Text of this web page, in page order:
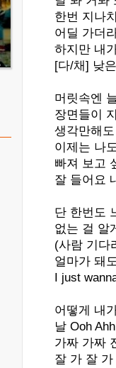
한번 지나
어딜 가더
하지만 내
[다/채] 낮
머릿속엔
장면들이
생각만해
이제는 나
빠져 보고
잘 들어요
단 한번도
없는 걸 알
(사람 기다
얼마가 돼
I just
어떻게 내
날 Ooh
가짜 가짜
잘 가 잘 가